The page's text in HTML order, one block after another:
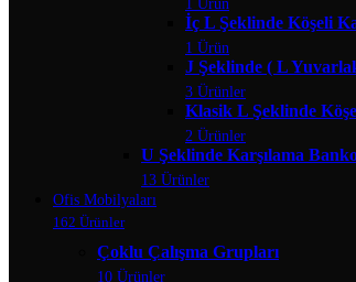
İç L Şeklinde Köşeli
1 Ürün
J Şeklinde ( L
3 Ürünler
Klasik L Şeklinde
2 Ürünler
U Şeklinde Karşılama
13 Ürünler
Ofis Mobilyaları
162 Ürünler
Çoklu Çalışma Grupları
10 Ürünler